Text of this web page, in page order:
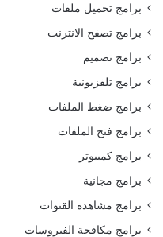
برامج تحميل ملفات
برامج تصفح الانترنت
برامج تصميم
برامج تلفزيونية
برامج ضغط الملفات
برامج فتح الملفات
برامج كمبيوتر
برامج مجانية
برامج مشاهدة القنوات
برامج مكافحة الفيروسات